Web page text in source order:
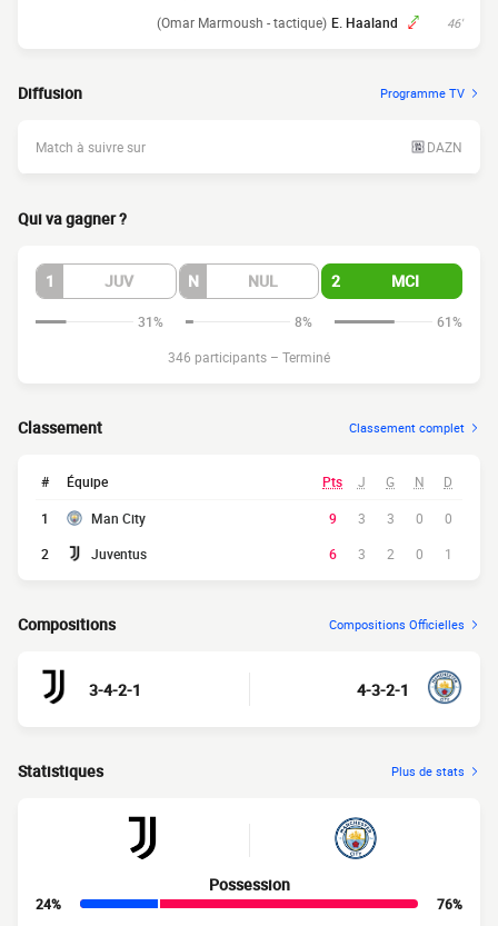
46'
E. Haaland
(Omar Marmoush - tactique)
Diffusion Programme TV
Match à suivre sur DAZN
Qui va gagner ?
1 JUV N NUL 2 MCI
31% 8%
61%
346 participants – Terminé
Classement Classement complet
# Équipe Pts J G N D
1 Man City 9 3 3 0
0
2
Juventus 6 3 2 0 1
Compositions Compositions Officielles
3-4-2-1 4-3-2-1
Statistiques Plus de stats
Possession
24%
76%